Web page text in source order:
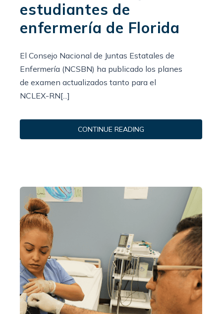
estudiantes de
enfermería de Florida
El Consejo Nacional de Juntas Estatales de
Enfermería (NCSBN) ha publicado los planes
de examen actualizados tanto para el
NCLEX-RN[...]
CONTINUE READING